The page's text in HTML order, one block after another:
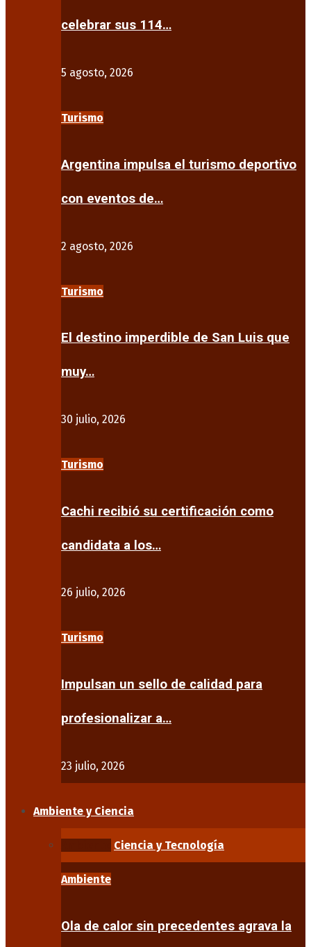
celebrar sus 114…
5 agosto, 2026
Turismo
Argentina impulsa el turismo deportivo
con eventos de…
2 agosto, 2026
Turismo
El destino imperdible de San Luis que
muy…
30 julio, 2026
Turismo
Cachi recibió su certificación como
candidata a los…
26 julio, 2026
Turismo
Impulsan un sello de calidad para
profesionalizar a…
23 julio, 2026
Ambiente y Ciencia
Ciencia y Tecnología
Ambiente
Ola de calor sin precedentes agrava la